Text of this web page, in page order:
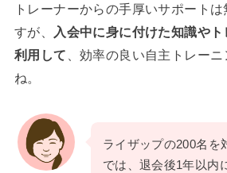
トレーナーからの手厚いサポート
すが、
入会中に身に付けた知識や
利用して 、効率の良い自主トレー
ね。
ライザップの200名を
では、退会後1年以内